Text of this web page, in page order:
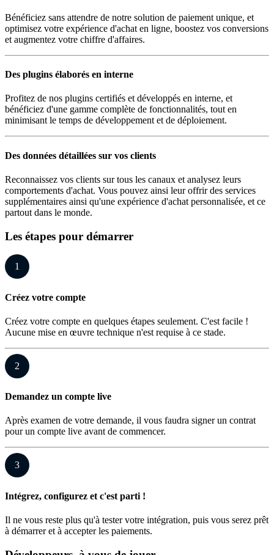
Bénéficiez sans attendre de notre solution de paiement unique, et
optimisez votre expérience d'achat en ligne, boostez vos conversions
et augmentez votre chiffre d'affaires.
Des plugins élaborés en interne
Profitez de nos plugins certifiés et développés en interne, et
bénéficiez d'une gamme complète de fonctionnalités, tout en
minimisant le temps de développement et de déploiement.
Des données détaillées sur vos clients
Reconnaissez vos clients sur tous les canaux et analysez leurs
comportements d'achat. Vous pouvez ainsi leur offrir des services
supplémentaires ainsi qu'une expérience d'achat personnalisée, et ce
partout dans le monde.
Les étapes pour démarrer
1
Créez votre compte
Créez votre compte en quelques étapes seulement. C'est facile !
Aucune mise en œuvre technique n'est requise à ce stade.
2
Demandez un compte live
Après examen de votre demande, il vous faudra signer un contrat
pour un compte live avant de commencer.
3
Intégrez, configurez et c'est parti !
Il ne vous reste plus qu'à tester votre intégration, puis vous serez prêt
à démarrer et à accepter les paiements.